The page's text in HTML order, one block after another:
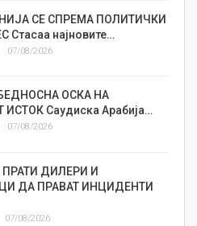
СЕ СПРЕМА ПОЛИТИЧКИ
Стасаа најновите…
07/08/2026
ОСКА НА
ИСТОК Саудиска Арабија…
07/08/2026
ДИЛЕРИ И
ДА ПРАВАТ ИНЦИДЕНТИ
07/08/2026